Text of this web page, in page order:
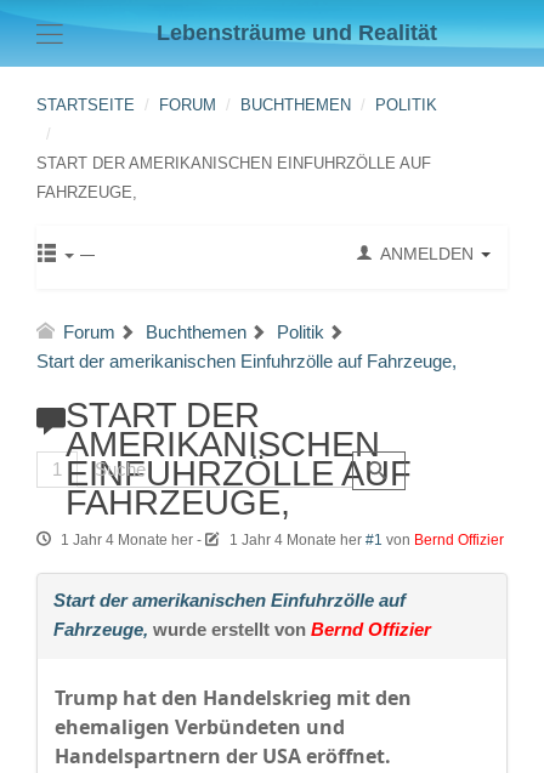
Lebensträume und Realität
STARTSEITE FORUM BUCHTHEMEN POLITIK
START DER AMERIKANISCHEN EINFUHRZÖLLE AUF
FAHRZEUGE,
ANMELDEN
Forum Buchthemen
Politik
Start der amerikanischen Einfuhrzölle auf Fahrzeuge,
START DER
AMERIKANISCHEN
EINFUHRZÖLLE AUF
FAHRZEUGE,
1
1 Jahr 4 Monate her - 1 Jahr 4 Monate her #1 von Bernd Offizier
Start der amerikanischen Einfuhrzölle auf
Fahrzeuge, wurde erstellt von Bernd Offizier
Trump hat den Handelskrieg mit den
ehemaligen Verbündeten und
Handelspartnern der USA eröffnet.